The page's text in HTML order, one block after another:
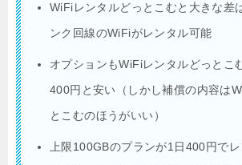
WiFiレンタルどっとこむと大きな差
ンク回線のWiFiがレンタル可能
オプションもWiFiレンタルどっとこ
400円と安い（しかし補償の内容は
とこむのほうがいい）
上限100GBのプランが1日400円で